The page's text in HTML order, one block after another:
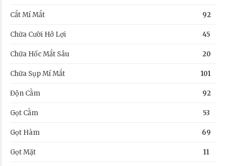
Cắt Mí Mắt 92
Chữa Cười Hở Lợi 45
Chữa Hốc Mắt Sâu 20
Chữa Sụp Mí Mắt 101
Độn Cằm 92
Gọt Cằm 53
Gọt Hàm 69
Gọt Mặt 11